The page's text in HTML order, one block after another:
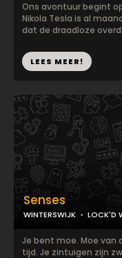
Senses
WINTERSWIJK LOCK'D
Je bent moe. Moe van
tijd. Je zintuigen zijn
Ons avontuur begint
Nikola Tesla is al
dat de draadloze
LEES MEER!